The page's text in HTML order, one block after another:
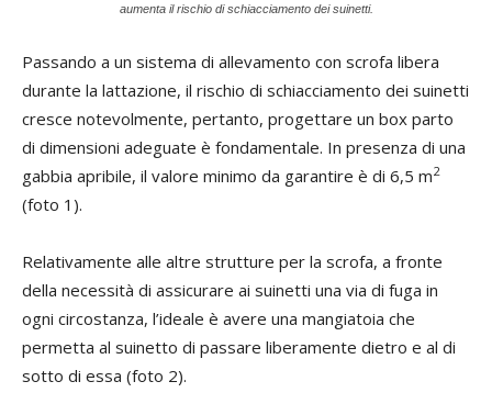
aumenta il rischio di schiacciamento dei suinetti.
Passando a un sistema di allevamento con scrofa libera
durante la lattazione, il rischio di schiacciamento dei suinetti
cresce notevolmente, pertanto, progettare un box parto
di dimensioni adeguate è fondamentale. In presenza di una
gabbia apribile, il valore minimo da garantire è di 6,5 m2
(foto 1).
Relativamente alle altre strutture per la scrofa, a fronte
della necessità di assicurare ai suinetti una via di fuga in
ogni circostanza, l’ideale è avere una mangiatoia che
permetta al suinetto di passare liberamente dietro e al di
sotto di essa (foto 2).